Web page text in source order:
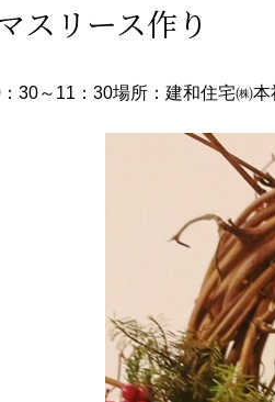
スリース作り
30～11：30場所：建和住宅㈱本